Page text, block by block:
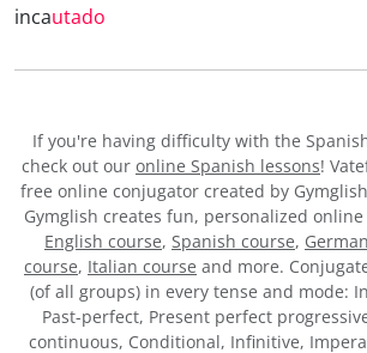
incautado
If you're having difficulty with the
check out our online Spanish lessons!
free online conjugator created by
Gymglish creates fun, personalized
English course, Spanish course,
course, Italian course and more.
(of all groups) in every tense and mode:
Past-perfect, Present perfect
continuous, Conditional, Infinitive,